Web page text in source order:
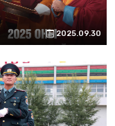
2025.09.30